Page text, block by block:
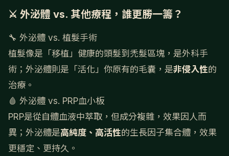
⚔️ 外泌體 vs. 其他療程，誰更勝一籌？
🔧 外泌體 vs. 植髮手術
植髮像是「移植」健康的頭髮到禿髮區塊，是外科手
術；外泌體則是「活化」你原有的毛囊，是非侵入性的
治療。
🩸 外泌體 vs. PRP血小板
PRP是從自體血液中萃取，但成分複雜，效果因人而
異；外泌體是高純度、高活性的生長因子集合體，效果
更穩定、更持久。